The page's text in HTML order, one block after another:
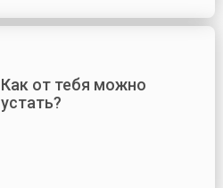
Как от тебя можно
устать?